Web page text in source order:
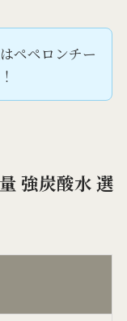
ペペロンチー
強炭酸水 選